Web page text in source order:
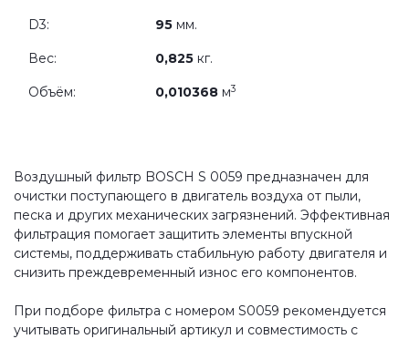
D3: 95 мм.
Вес: 0,825 кг.
Объём: 0,010368 м3
Воздушный фильтр BOSCH S 0059 предназначен для
очистки поступающего в двигатель воздуха от пыли,
песка и других механических загрязнений. Эффективная
фильтрация помогает защитить элементы впускной
системы, поддерживать стабильную работу двигателя и
снизить преждевременный износ его компонентов.
При подборе фильтра с номером S0059 рекомендуется
учитывать оригинальный артикул и совместимость с